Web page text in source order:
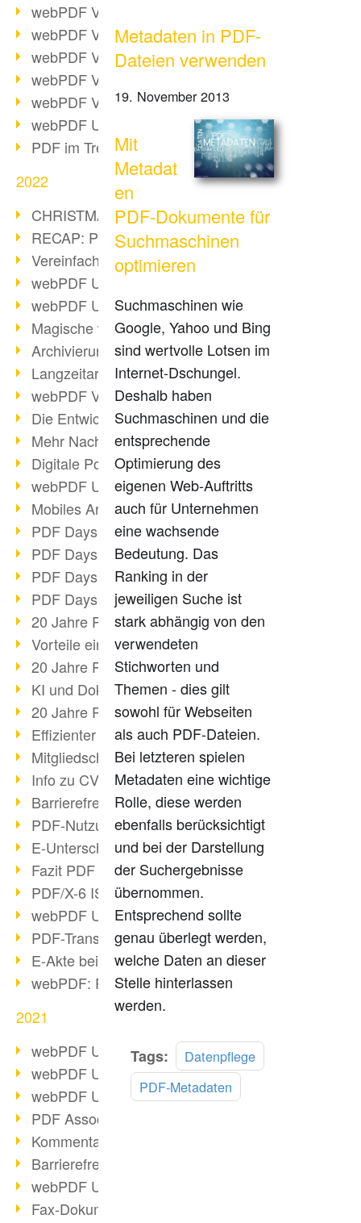
webPDF Video-Session 4
webPDF Video-Session 3
webPDF Video-Session 2
webPDF Video-Session 1
webPDF Video-Session Termine
webPDF Update 9.0.0.2843
PDF im Trend
2022
CHRISTMAS 2022 loading
RECAP: PDF Days Europe 2022
Vereinfachung Personalprozesse
webPDF Update 8.0.0.2727
webPDF Update 9.0.0.2732
Magische webPDF Version 9
Archivierung: Aufbewahrungsfristen
Langzeitarchivierung mit PDF/A
webPDF Video - Behind the Scenes
Die Entwicklung von PDF/X
Mehr Nachhaltigkeit durch PDF
Digitale Post als PDF/A
webPDF Update 8.0.0.2531
Mobiles Arbeiten mit PDF
PDF Days 2022 Themenblock 3
PDF Days 2022 Themenblock 2
PDF Days 2022 Themenblock 1
PDF Days Europe 2022
20 Jahre PDF/X (Teil 3)
Vorteile einer PDF-Businesslösung
20 Jahre PDF/X (Teil 2)
KI und Dokumenten-Management
20 Jahre PDF/X (Teil 1)
Effizienter Dokumenten Workflow
Mitgliedschaft PDF Association
Info zu CVE-2022-22965
Barrierefreiheit mehr als Inklusion
PDF-Nutzung durch Pandemie
E-Unterschriften für Verwaltung
Fazit PDF Days 2021
PDF/X-6 ISO-Norm
webPDF Update 8.0.0.2393
PDF-Transparenz beim PDF-Format
E-Akte bei Behörden
webPDF: PDF-Anhänge verwalten
2021
webPDF Update 8.0.0.2376
webPDF Update 8.0.0.2374
webPDF Update 8.0.0.2372
PDF Association 2021 Entwicklungen
Kommentare im PDF einfügen
Barrierefreie PDF-Dokumente (3/3)
webPDF Update 8.0.0.2338
Fax-Dokumente in Workflow
Metadaten in PDF-
Dateien verwenden
19. November 2013
Mit
Metadat
en
PDF-Dokumente für
Suchmaschinen
optimieren
Suchmaschinen wie
Google, Yahoo und Bing
sind wertvolle Lotsen im
Internet-Dschungel.
Deshalb haben
Suchmaschinen und die
entsprechende
Optimierung des
eigenen Web-Auftritts
auch für Unternehmen
eine wachsende
Bedeutung. Das
Ranking in der
jeweiligen Suche ist
stark abhängig von den
verwendeten
Stichworten und
Themen - dies gilt
sowohl für Webseiten
als auch PDF-Dateien.
Bei letzteren spielen
Metadaten eine wichtige
Rolle, diese werden
ebenfalls berücksichtigt
und bei der Darstellung
der Suchergebnisse
übernommen.
Entsprechend sollte
genau überlegt werden,
welche Daten an dieser
Stelle hinterlassen
werden.
Tags:
Datenpflege
PDF-Metadaten